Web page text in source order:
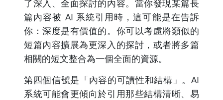
了深入、全面探討的內容。當你發現某篇長
篇內容被 AI 系統引用時，這可能是在告訴
你：深度是有價值的。你可以考慮將類似的
短篇內容擴展為更深入的探討，或者將多篇
相關的短文整合為一個全面的資源。
第四個信號是「內容的可讀性和結構」。AI
系統可能會更傾向於引用那些結構清晰、易